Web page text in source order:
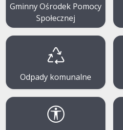
Gminny Ośrodek Pomocy
Społecznej
Odpady komunalne